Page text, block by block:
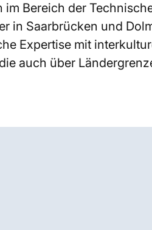
im Bereich der
in Saarbrücken und
Expertise mit
auch über